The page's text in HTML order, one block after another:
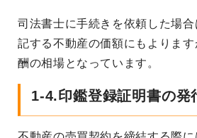
司法書士に手続きを依頼した場
記する不動産の価額にもよりま
酬の相場となっています。
1-4.印鑑登録証明書の発